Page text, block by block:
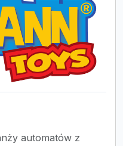
automatów z